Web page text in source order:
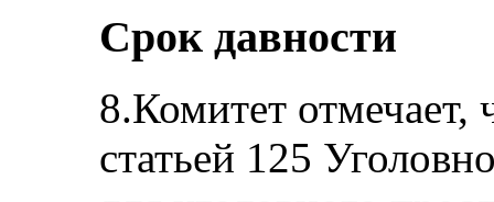
Срок давности
8.Комитет отмечает,
статьей 125